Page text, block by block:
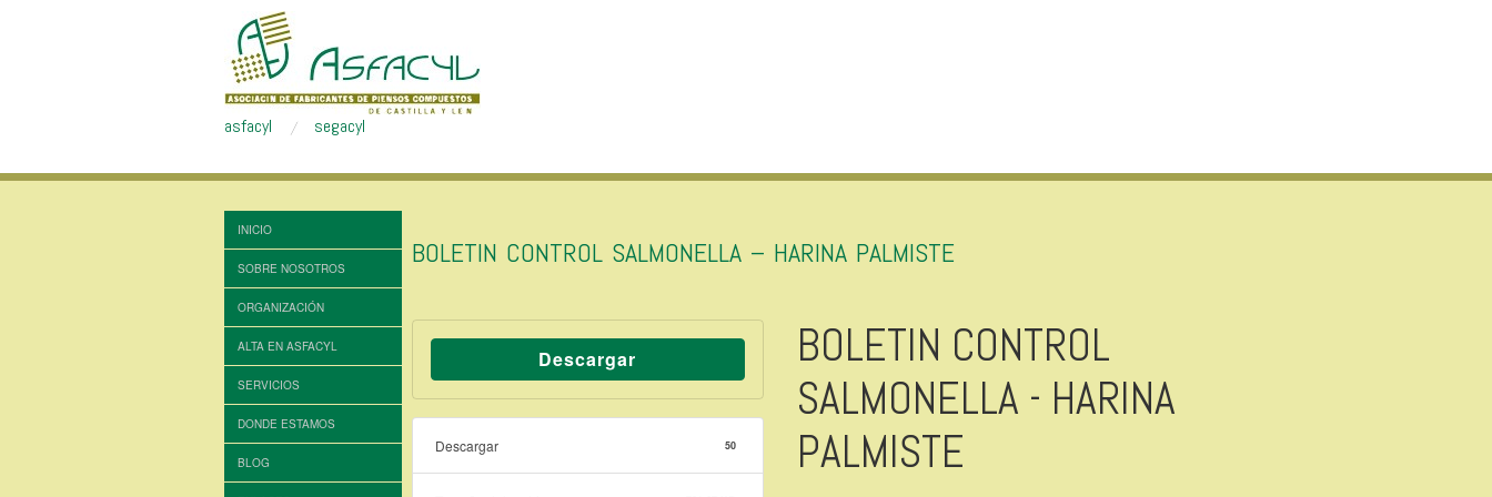
asfacyl segacyl
INICIO
SOBRE NOSOTROS
ORGANIZACIÓN
ALTA EN ASFACYL
SERVICIOS
DONDE ESTAMOS
BLOG
BOLETIN CONTROL SALMONELLA – HARINA PALMISTE
Descargar
Descargar 50
BOLETIN CONTROL
SALMONELLA - HARINA
PALMISTE